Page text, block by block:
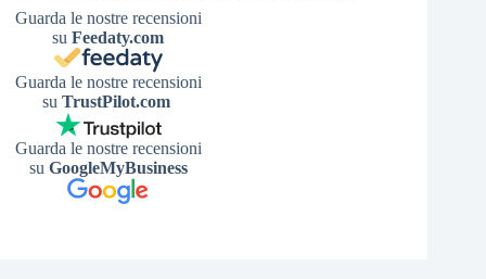
Guarda le nostre recensioni
suFeedaty.com
Guarda le nostre recensioni
su TrustPilot.com
Guarda le nostre recensioni
su GoogleMyBusiness